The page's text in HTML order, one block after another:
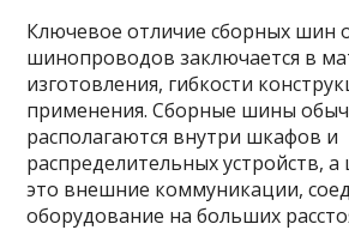
Ключевое отличие сборных шин
шинопроводов заключается в
изготовления, гибкости
применения. Сборные шины
располагаются внутри шкафов и
распределительных устройств,
это внешние коммуникации,
оборудование на больших